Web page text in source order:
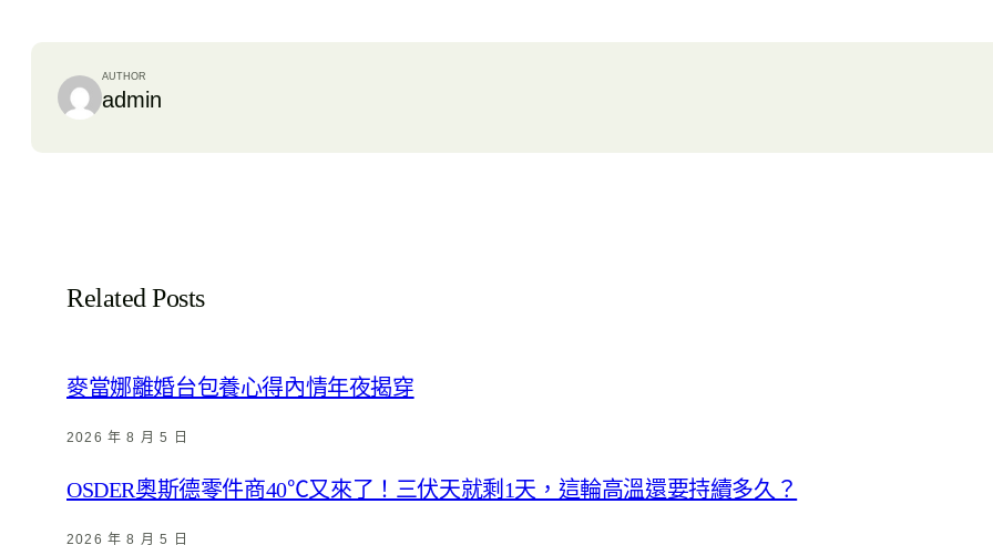
AUTHOR
admin
Related Posts
麥當娜離婚台包養心得內情年夜揭穿
2026 年 8 月 5 日
OSDER奧斯德零件商40℃又來了！三伏天就剩1天，這輪高溫還要持續多久？
2026 年 8 月 5 日